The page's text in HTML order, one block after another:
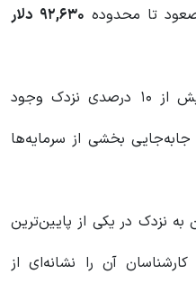
تا محدوده ۹۲,۶۳۰ دلار
از سوی دیگر، احتمال اصلاح بیش از ۱۰ درصدی نزدک وجود
بخشی از سرمایه‌ها
نزدک در یکی از پایین‌ترین
آن را نشانه‌ای از